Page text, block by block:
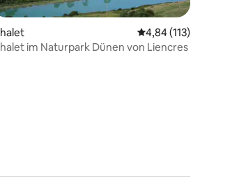
Bewertung: 4,82 von 5, 11 Bewertungen
Durchschnittliche
4,84 (113)
im Naturpark Dünen von Liencres